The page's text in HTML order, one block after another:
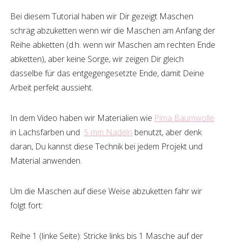
Bei diesem Tutorial haben wir Dir gezeigt Maschen
schräg abzuketten wenn wir die Maschen am Anfang der
Reihe abketten (d.h. wenn wir Maschen am rechten Ende
abketten), aber keine Sorge, wir zeigen Dir gleich
dasselbe für das entgegengesetzte Ende, damit Deine
In dem Video haben wir Materialien wiePima Baumwolle
in Lachsfarben und5 mm Nadelnbenutzt, aber denk
daran, Du kannst diese Technik bei jedem Projekt und
Um die Maschen auf diese Weise abzuketten fahr wir